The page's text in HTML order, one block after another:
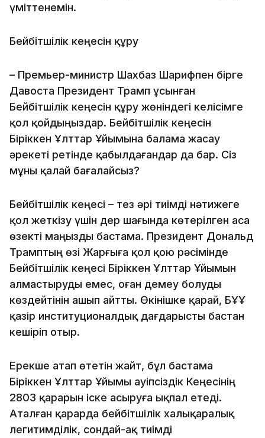
үміттенемін.
Бейбітшілік кеңесін құру
– Премьер-министр Шахбаз Шарифпен бірге
Давоста Президент Трамп ұсынған
Бейбітшілік кеңесін құру жөніндегі келісімге
қол қойдыңыздар. Бейбітшілік кеңесін
Біріккен Ұлттар Ұйымына балама жасау
әрекеті ретінде қабылдағандар да бар. Сіз
мұны қалай бағалайсыз?
Бейбітшілік кеңесі – тез әрі тиімді нәтижеге
қол жеткізу үшін дер шағында көтерілген аса
өзекті маңызды бастама. Президент Дональд
Трамптың өзі Жарғыға қол қою рәсімінде
Бейбітшілік кеңесі Біріккен Ұлттар Ұйымын
алмастыруды емес, оған демеу болуды
көздейтінін ашып айтты. Өкінішке қарай, БҰҰ
қазір институционалдық дағдарысты бастан
кешіріп отыр.
Ерекше атап өтетін жайт, бұл бастама
Біріккен Ұлттар Ұйымы Қауіпсіздік Кеңесінің
2803 қарарын іске асыруға ықпал етеді.
Аталған қарарда бейбітшілік халықаралық
легитимділік, сондай-ақ тиімді